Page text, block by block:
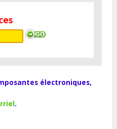
électroniques,
.